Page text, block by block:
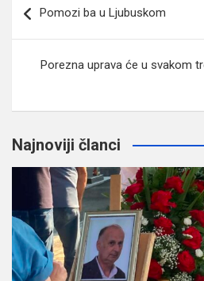
članaka
Pomozi ba u Ljubuskom
Porezna uprava će u svakom
Najnoviji članci